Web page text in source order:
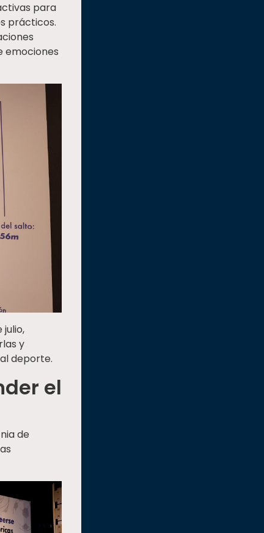
para
prácticos.
emociones
y
deporte.
el
de